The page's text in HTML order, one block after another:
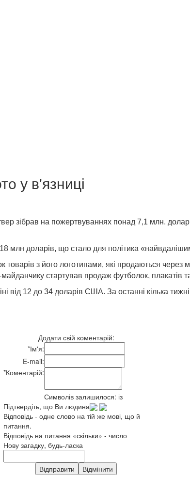
у в'язниці
зібрав на пожертвуваннях понад 7,1 млн.
млн доларів, що стало для політика
з його логотипами, які продаються через
стартував продаж футболок, плакатів
від 12 до 34 доларів США. За останні кілька
Додати свій коментарій:
*Ім'я:
E-mail:
*Коментарій:
Символів залишилося: із
Підтвердіть, що Ви людина
Відповідь - одне слово на тій же мові, що й
питання.
Відповідь на питання «скільки» - число
Нову загадку, будь-ласка